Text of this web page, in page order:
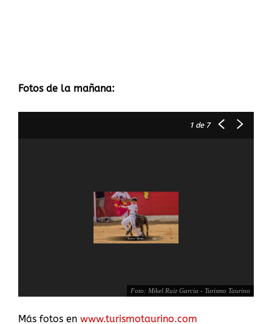
Fotos de la mañana:
1 de 7
Foto: Mikel Ruiz Garcia - Turismo Taurino
Más fotos en www.turismotaurino.com